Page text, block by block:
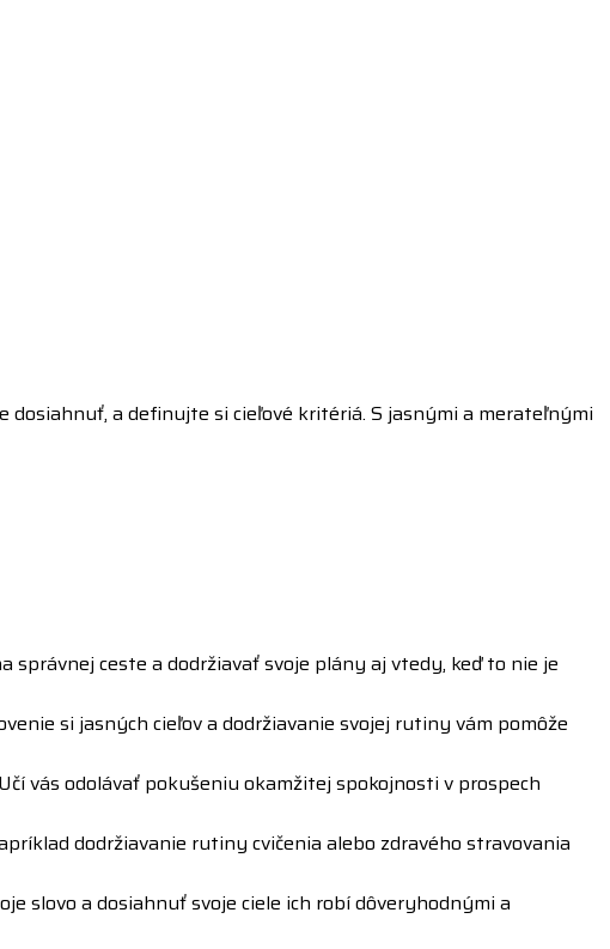
a definujte si cieľové kritériá. S jasnými a merateľnými
správnej ceste a dodržiavať svoje plány aj vtedy, keď to nie je
si jasných cieľov a dodržiavanie svojej rutiny vám pomôže
vás odolávať pokušeniu okamžitej spokojnosti v prospech
dodržiavanie rutiny cvičenia alebo zdravého stravovania
slovo a dosiahnuť svoje ciele ich robí dôveryhodnými a